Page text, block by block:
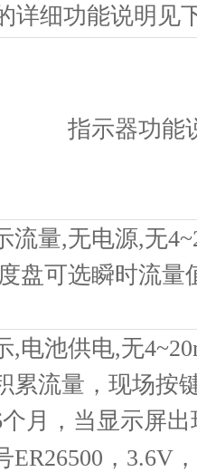
详细功能说明见
指示器功能
流量,无电源,无
盘可选瞬时流量
,电池供电,无
累流量，现场按
个月，当显示屏出
ER26500 ， 3.6V ，